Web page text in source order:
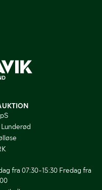
fra 07:30-15:30 Fredag fra